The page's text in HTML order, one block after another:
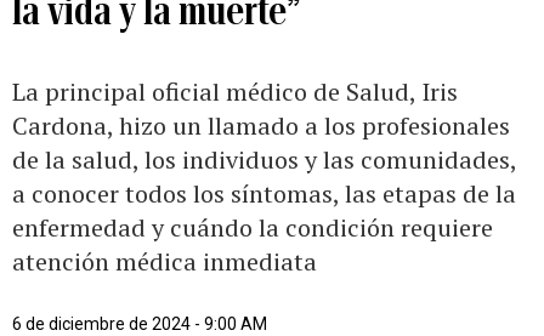
la vida y la muerte”
La principal oficial médico de Salud, Iris
Cardona, hizo un llamado a los profesionales
de la salud, los individuos y las comunidades,
a conocer todos los síntomas, las etapas de la
enfermedad y cuándo la condición requiere
atención médica inmediata
6 de diciembre de 2024 - 9:00 AM